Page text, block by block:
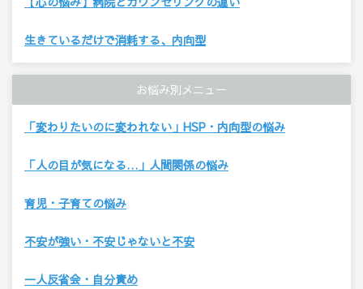
生きているだけで消耗する、内向型
お悩み別メニュー
「変わりたいのに変われない」HSP・内向型の悩み
「人の目が気になる…」人間関係の悩み
育児・子育ての悩み
不安が強い・不安じゃないと不安
一人反省会・自分責め